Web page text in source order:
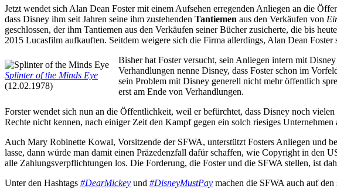
Jetzt wendet sich Alan Dean Foster mit einem Aufsehen erregenden Anliegen an die
dass Disney ihm seit Jahren seine ihm zustehenden Tantiemen aus den Verkäufen von
geschlossen, der ihm Tantiemen aus den Verkäufen seiner Bücher zusicherte, die bis
2015 Lucasfilm aufkauften. Seitdem weigere sich die Firma allerdings, Alan Dean
Splinter of the Minds Eye
(12.02.1978)
Bisher hat Foster versucht, sein Anliegen intern mit
Verhandlungen nenne Disney, dass Foster schon im
sein Problem mit Disney generell nicht mehr öffentlich
erst am Ende von Verhandlungen.
Forster wendet sich nun an die Öffentlichkeit, weil er befürchtet, dass Disney noch vielen
Rechte nicht kennen, nach einiger Zeit den Kampf gegen ein solch riesiges Unternehmen
Auch Mary Robinette Kowal, Vorsitzende der SFWA, unterstützt Fosters Anliegen und
lasse, dann würde man damit einen Präzedenzfall dafür schaffen, wie Copyright in den
alle Zahlungsverpflichtungen los. Die Forderung, die Foster und die SFWA stellen, ist
Unter den Hashtags #DearMickey und #DisneyMustPay machen die SFWA auch auf